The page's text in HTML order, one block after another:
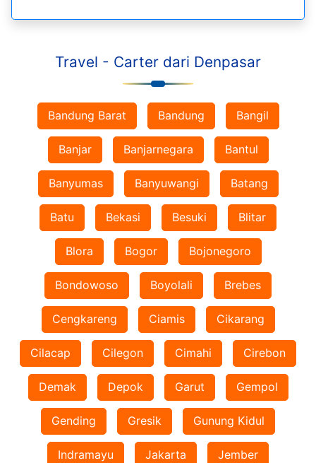
Travel - Carter dari Denpasar
Bandung Barat Bandung Bangil
Banjar Banjarnegara Bantul
Banyumas Banyuwangi Batang
Batu Bekasi Besuki Blitar
Blora Bogor Bojonegoro
Bondowoso Boyolali Brebes
Cengkareng Ciamis Cikarang
Cilacap Cilegon Cimahi Cirebon
Demak Depok Garut Gempol
Gending Gresik Gunung Kidul
Indramayu Jakarta Jember